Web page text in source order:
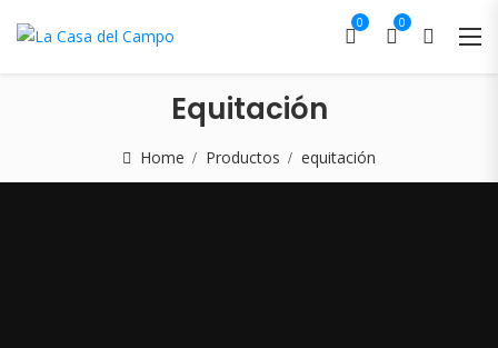
0 0
Equitación
Home Productos equitación